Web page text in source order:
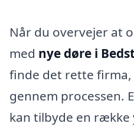
Når du overvejer at
med nye døre i
finde det rette firma,
gennem processen.
kan tilbyde en række